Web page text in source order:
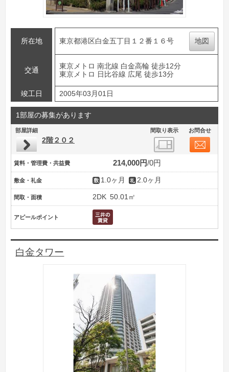
所在地 東京都港区白金五丁目１２番１６号 地図
交通
東京メトロ 南北線 白金高輪 徒歩12分
東京メトロ 日比谷線 広尾 徒歩13分
竣工日 2005年03月01日
1部屋の募集があります
部屋詳細 間取り表示 お問合せ
2階２０２
賃料・管理費・共益費 214,000円 0円
敷金・礼金 1.0ヶ月 2.0ヶ月
間取・面積 2DK 50.01㎡
アピールポイント
白金タワー